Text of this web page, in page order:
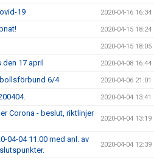
19 2020-04-16 16:34
2020-04-15 18:24
2020-04-15 18:05
17 april 2020-04-08 16:44
6/4 2020-04-06 21:01
2020-04-04 13:41
Corona - beslut, riktlinjer
2020-04-04 13:19
04-04 11.00 med anl. av
2020-04-04 12:39